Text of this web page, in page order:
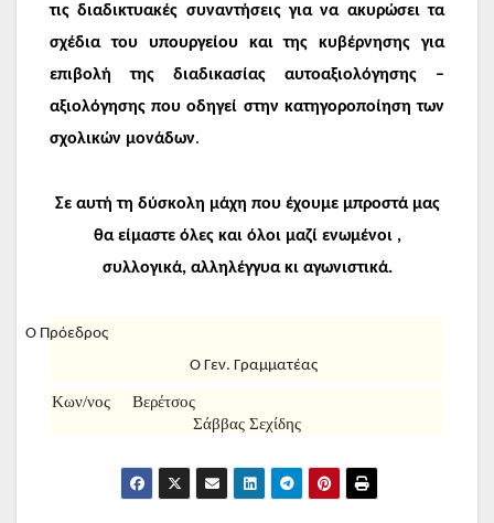
τις διαδικτυακές συναντήσεις για να ακυρώσει τα
σχέδια του υπουργείου και της κυβέρνησης για
επιβολή της διαδικασίας αυτοαξιολόγησης –
αξιολόγησης που οδηγεί στην κατηγοροποίηση των
σχολικών μονάδων.
Σε αυτή τη δύσκολη μάχη που έχουμε μπροστά μας
θα είμαστε όλες και όλοι μαζί ενωμένοι ,
συλλογικά, αλληλέγγυα κι αγωνιστικά.
Ο Πρόεδρος
Ο Γεν. Γραμματέας
Kων/νος Βερέτσος
Σάββας Σεχίδης